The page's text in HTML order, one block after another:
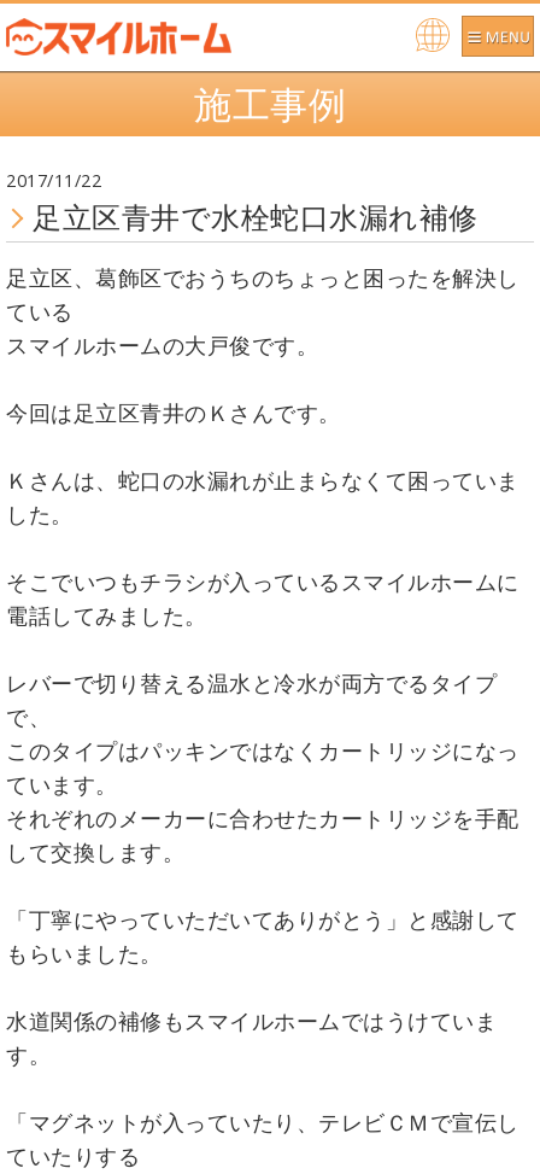
Po
re
y
施工事例
2017/11/22
足立区青井で水栓蛇口水漏れ補修
足立区、葛飾区でおうちのちょっと困ったを解決し
ている
スマイルホームの大戸俊です。
今回は足立区青井のＫさんです。
Ｋさんは、蛇口の水漏れが止まらなくて困っていま
した。
そこでいつもチラシが入っているスマイルホームに
電話してみました。
レバーで切り替える温水と冷水が両方でるタイプ
で、
このタイプはパッキンではなくカートリッジになっ
ています。
それぞれのメーカーに合わせたカートリッジを手配
して交換します。
「丁寧にやっていただいてありがとう」と感謝して
もらいました。
水道関係の補修もスマイルホームではうけていま
す。
「マグネットが入っていたり、テレビＣＭで宣伝し
ていたりする